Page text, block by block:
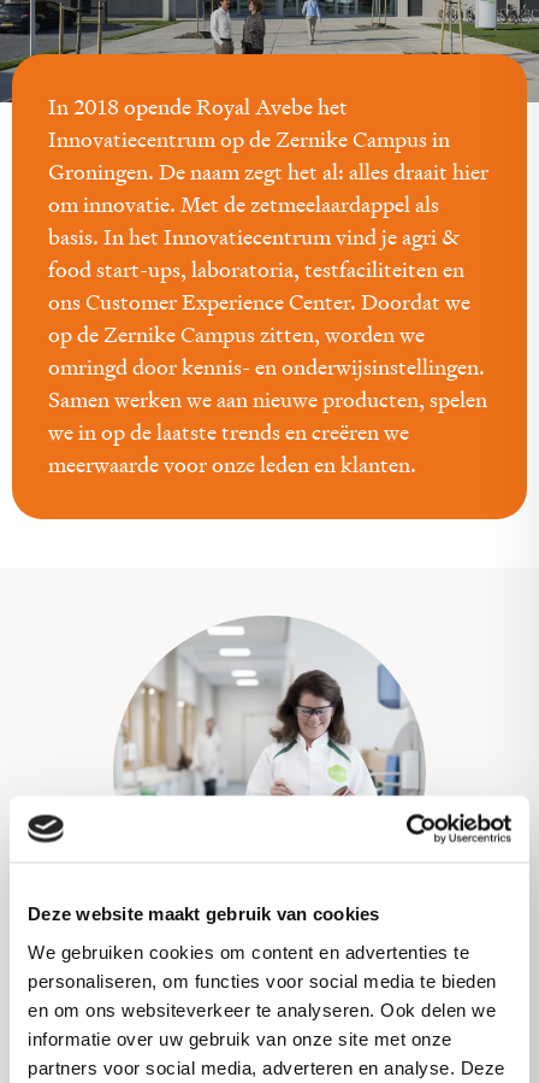
Deze website maakt gebruik van cookies
We gebruiken cookies om content en advertenties te
personaliseren, om functies voor social media te bieden
en om ons websiteverkeer te analyseren. Ook delen we
informatie over uw gebruik van onze site met onze
partners voor social media, adverteren en analyse. Deze
In 2018 opende Royal Avebe het
Innovatiecentrum op de Zernike Campus in
Groningen. De naam zegt het al: alles draait hier
om innovatie. Met de zetmeelaardappel als
basis. In het Innovatiecentrum vind je agri &
food start-ups, laboratoria, testfaciliteiten en
ons Customer Experience Center. Doordat we
op de Zernike Campus zitten, worden we
omringd door kennis- en onderwijsinstellingen.
Samen werken we aan nieuwe producten, spelen
we in op de laatste trends en creëren we
meerwaarde voor onze leden en klanten.
Customer Experience
Center